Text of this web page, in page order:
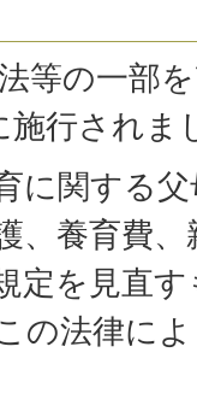
等の一部
施行されま
に関する
、養育費
定を見直
の法律に